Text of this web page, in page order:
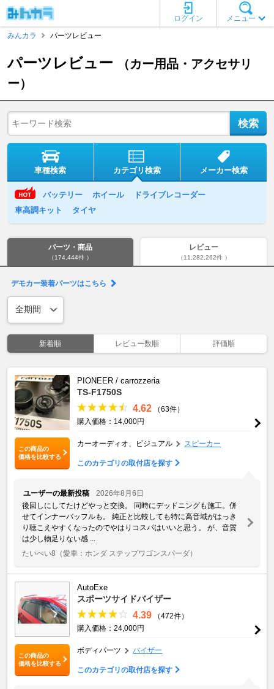
メニュー
ログイン
みんカラ
パーツレビュー
パーツレビュー
（カー用品・アクセサリ
ー）
車種検索 カテゴリ検索 メーカー検索
バッテリー ホイール
ドライブレコーダー
車高調キット
タイヤ
パーツ・商品
（174,444件 ）
レビュー
（11,282,262件 ）
デモカー装着パーツはこちら
新着順 レビュー数順 評価順
この商品の
価格を比較する
PIONEER / carrozzeria
TS-F1750S
4.62
（63件）
購入価格：14,000円
カーオーディオ、ビジュアル スピーカー
このカテゴリの取付店を探す
ユーザーの最新投稿
2026年8月6日
後回しにしてたけどやっと交換。 同時にデッドニングも施工。併
せてインナーバッフルも。 純正と比較しても特に高音域がはっき
り聴こえやすくなったのでやはりコスパはいいと思う。 が、音質
は少し物足りない感 ...
たいぺい8 （愛車：ホンダ ステップワゴンスパーダ）
この商品の
価格を比較する
AutoExe
スポーツサイドバイザー
4.39
（472件）
購入価格：24,000円
ボディパーツ バイザー
このカテゴリの取付店を探す